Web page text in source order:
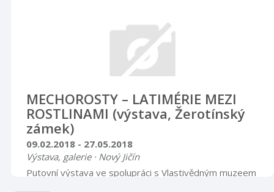
MECHOROSTY – LATIMÉRIE MEZI
ROSTLINAMI (výstava, Žerotínský
zámek)
09.02.2018 - 27.05.2018
Výstava, galerie · Nový Jičín
Putovní výstava ve spolupráci s Vlastivědným muzeem